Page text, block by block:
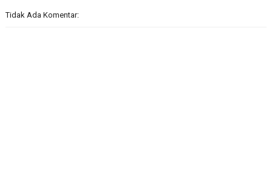
Tidak Ada Komentar: